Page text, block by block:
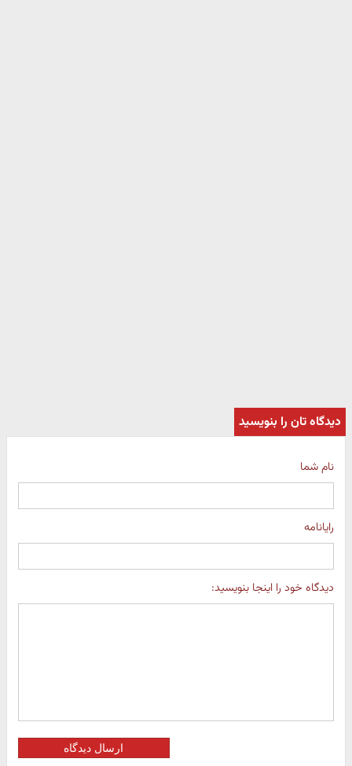
دیدگاه تان را بنویسید
نام شما
رایانامه
دیدگاه خود را اینجا بنویسید:
ارسال دیدگاه